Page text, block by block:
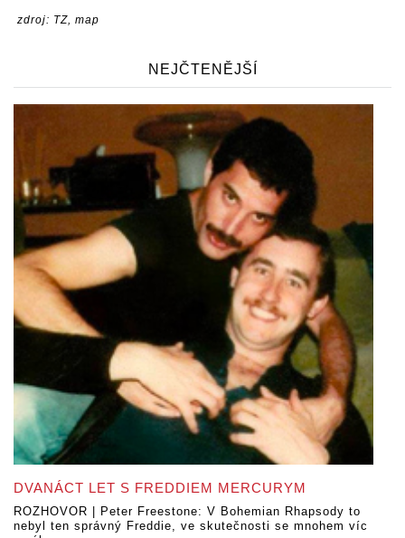
zdroj: TZ, map
NEJČTENĚJŠÍ
DVANÁCT LET S FREDDIEM MERCURYM
ROZHOVOR | Peter Freestone: V Bohemian Rhapsody to
nebyl ten správný Freddie, ve skutečnosti se mnohem víc